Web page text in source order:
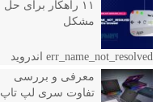
۱۱ راهکار برای حل
مشکل
err_name_not_resolved اندروید
معرفی و بررسی
تفاوت سری لپ تاپ